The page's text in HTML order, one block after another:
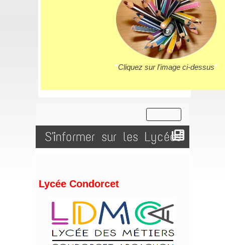
*Cliquez sur l'image ci-dessus*
S'informer sur les Lycées
Lycée Condorcet